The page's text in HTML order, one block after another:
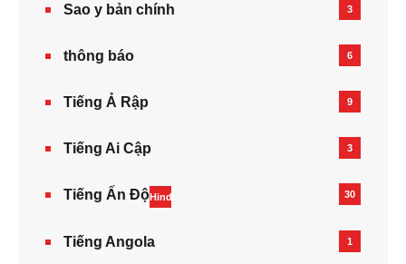
Sao y bản chính 3
thông báo 6
Tiếng Ả Rập 9
Tiếng Ai Cập 3
Tiếng Ấn ĐộHindi 30
Tiếng Angola 1